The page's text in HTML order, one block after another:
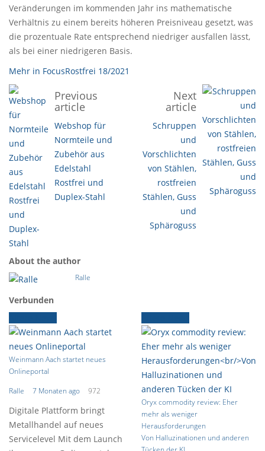
Veränderungen im kommenden Jahr ins mathematische
Verhältnis zu einem bereits höheren Preisniveau gesetzt, was
die prozentuale Rate entsprechend niedriger ausfallen lässt,
als bei einer niedrigeren Basis.
Mehr in FocusRostfrei 18/2021
Previous
article
Webshop für
Normteile und
Zubehör aus
Edelstahl
Rostfrei und
Duplex-Stahl
Next
article
Schruppen
und
Vorschlichten
von Stählen,
rostfreien
Stählen, Guss
und
Sphäroguss
About the author
Ralle
Verbunden
Weinmann Aach startet neues
Onlineportal
Ralle
7 Monaten ago 972
Digitale Plattform bringt
Metallhandel auf neues
Servicelevel Mit dem Launch
Oryx commodity review: Eher
mehr als weniger
Herausforderungen
Von Halluzinationen und anderen